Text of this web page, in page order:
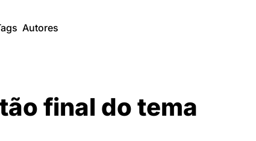
Autores
final do tema